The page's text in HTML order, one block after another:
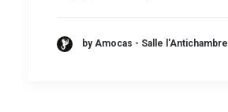
by Amocas - Salle l'Antichambre